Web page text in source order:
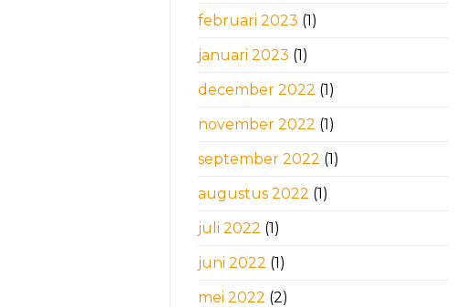
februari 2023 (1)
januari 2023 (1)
december 2022 (1)
november 2022 (1)
september 2022 (1)
augustus 2022 (1)
juli 2022 (1)
juni 2022 (1)
mei 2022 (2)